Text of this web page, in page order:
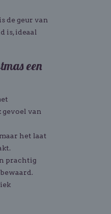
de geur van
is, ideaal
een
van
het laat
prachtig